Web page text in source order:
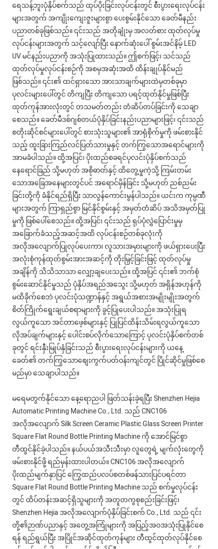
ရေသန့်ဘူးပုံနှိပ်စက်သည် ထုပ်ပိုးခြင်းလုပ်ငန်းတွင် စီးပွားရေးလုပ်ငန်း
များအတွက် အကျိုးကျေးဇူးများစွာ ပေးစွမ်းနိုင်သော ခေတ်မီနည်း
ပညာတစ်ခုဖြစ်သည်။ ၎င်းသည် အတိုချုံးမှ အလတ်စား ထုတ်လုပ်မှု
လုပ်ငန်းများအတွက် သင့်လျော်ပြီး နောက်ဆုံးပေါ် စွမ်းအင်နိမ့် LED
UV မင်နည်းပညာကို အသုံးပြုထားသည်။ ဤစက်ဖြင့်၊ သင်သည်
ထုတ်လုပ်မှုလုပ်ငန်းစဉ်ကို အစမှအဆုံးအထိ ထိန်းချုပ်နိုင်မည်
ဖြစ်သည်။ ၎င်း၏ ထင်ရှားသော အားသာချက်များထဲမှတစ်ခုမှာ
ပုလင်းများပေါ်တွင် တိကျပြီး တိကျသော ပရင့်ထုတ်နိုင်မှုဖြစ်ပြီး
ထုတ်ကုန်အားလုံးတွင် တသမတ်တည်း တံဆိပ်တပ်ခြင်းကို သေချာ
စေသည်။ ခေတ်မီဒစ်ဂျစ်တယ်ပုံနှိပ်ခြင်းနည်းပညာများဖြင့်၊ ၎င်းသည်
စတိုးဆိုင်စင်များပေါ်တွင် စားသုံးသူများ၏ အာရုံစိုက်မှုကို ဖမ်းစားနိုင်
သည့် ထူးခြားကြည်လင်ပြတ်သားမှုနှင့် တက်ကြွသောအရောင်များကို
အာမခံပါသည်။ ထို့အပြင်၊ ပိုးထည်စခရင်ပုလင်းပုံနှိပ်စက်သည်
နေရောင်ခြည် သို့မဟုတ် အစိုဓာတ်နှင့် ထိတွေ့မှုကဲ့သို့ ကြမ်းတမ်း
သောအခြေအနေများတွင်ပင် အရောင်မှိန်ခြင်း သို့မဟုတ် ညစ်ညမ်း
ခြင်းတို့ကို ခံနိုင်ရည်ရှိပြီး သာလွန်ကောင်းမွန်ပါသည်။ ယင်းက ကုမ္ပဏီ
များအတွက် ကြာရှည်စွာ မြင်နိုင်စွမ်းနှင့် အမှတ်တံဆိပ် အသိအမှတ်ပြု
မှုကို ဖြစ်ပေါ်စေသည်။ ထို့အပြင်၊ ၎င်းသည် ရုပ်ပုံလွှဲပြောင်းမှုမှ
အခြောက်ခံသည့်အဆင့်အထိ လုပ်ငန်းစဉ်တစ်ခုလုံးကို
အလိုအလျောက်ပြုလုပ်ပေးကာ၊ လူသားအမှားများကို ဖယ်ရှားပေးပြီး
အလုံးစုံကုန်ထုတ်စွမ်းအားအဆင့်ကို တိုးမြှင့်ခြင်းဖြင့် ထုတ်လုပ်မှု
အချိန်ကို သိသိသာသာ လျှော့ချပေးသည်။ ထို့အပြင် ၎င်း၏ ဘက်စုံ
စွမ်းဆောင်နိုင်မှုသည် ပုံနှိပ်အရည်အသွေး သို့မဟုတ် အရှိန်အဟုန်ကို
မထိခိုက်စေဘဲ ပုလင်းပုံသဏ္ဍာန်နှင့် အရွယ်အစားအမျိုးမျိုးအတွက်
စိတ်ကြိုက်ရွေးချယ်စရာများကို ခွင့်ပြုပေးပါသည်။ အသုံးပြုရ
လွယ်ကူသော အင်တာဖေ့စ်များနှင့် ပြုပြင်ထိန်းသိမ်းရလွယ်ကူသော
လိုအပ်ချက်များနှင့် ပေါင်းစပ်လိုက်သောကြောင့် ပုလင်းပုံနှိပ်စက်တစ်
ခုတွင် ရင်းနှီးမြုပ်နှံခြင်းသည် စီးပွားရေးလုပ်ငန်းများကို ယနေ့
ခေတ်၏ တက်ကြွသောစျေးကွက်ပတ်ဝန်းကျင်တွင် ပြိုင်ဆိုင်မှုဖြစ်စေ
မည်မှာ သေချာပါသည်။
မရေမတွက်နိုင်သော နေ့ရောညပါ ဖြတ်သန်းခဲ့ရပြီး Shenzhen Hejia
Automatic Printing Machine Co., Ltd. သည် CNC106
အလိုအလျောက် Silk Screen Ceramic Plastic Glass Screen Printer
Square Flat Round Bottle Printing Machine ကို အောင်မြင်စွာ
တီထွင်နိုင်ခဲ့ပါသည်။ နယ်ပယ်အသီးသီးမှာ လူတွေရဲ့ မျက်လုံးတွေကို
ဖမ်းစားနိုင်ဖို့ ရည်မှန်းထားပါတယ်။ CNC106 အလိုအလျောက်
ပိုးထည်မျက်နှာပြင် ကြွေထည်ပလပ်စတစ်ဖန်သားပြင်ပရင်တာ
Square Flat Round Bottle Printing Machine သည် စက်မှုလုပ်ငန်း
တွင် ထိပ်တန်းအဆင့်ရှိသူများကို အတူတကွစုစည်းခြင်းဖြင့်၊
Shenzhen Hejia အလိုအလျောက်ပုံနှိပ်ခြင်းစက် Co., Ltd. သည် ၎င်း
တို့၏ဉာဏ်ပညာနှင့် အတွေ့အကြုံများကို အပြည့်အ၀အသုံးပြုနိုင်စေ
ရန် ရည်ရွယ်ပြီး အပြိုင်အဆိုင်ထုတ်ကုန်များ တီထွင်ထုတ်လုပ်နိုင်စေ